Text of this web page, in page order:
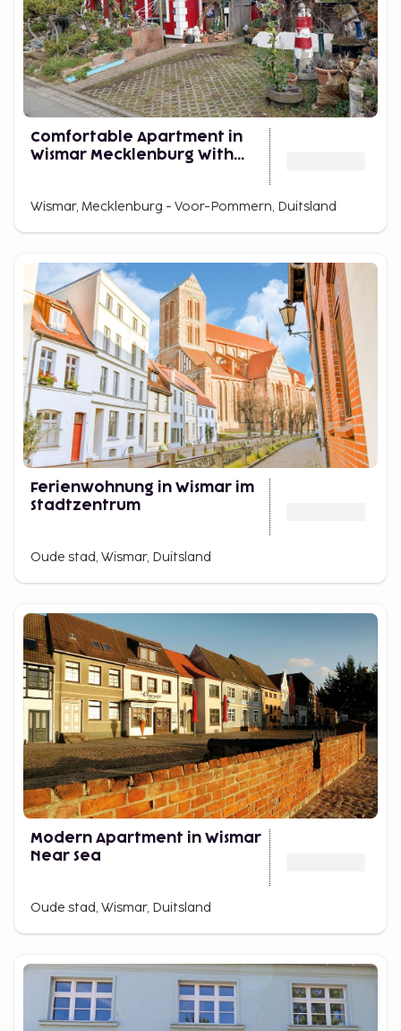
Comfortable Apartment in
Wismar Mecklenburg With
Wismar, Mecklenburg - Voor-Pommern, Duitsland
Ferienwohnung in Wismar im
Stadtzentrum
Oude stad, Wismar, Duitsland
Modern Apartment in Wismar
Near Sea
Oude stad, Wismar, Duitsland